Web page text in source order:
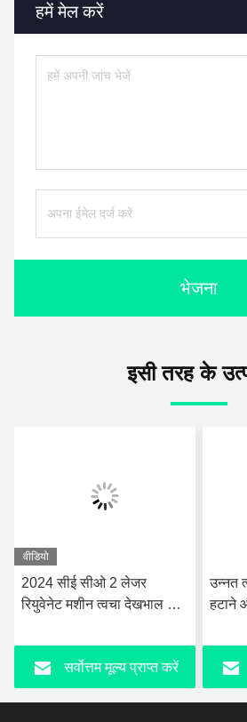
हमें मेल करें
भेजना
इसी तरह के
सीओ 2 लेजर
त्वचा देखभाल तंग
पेशेवर
मूल्य प्राप्त करें
उन्नत त्वचा
हटाने और उठाने के
CO2 फ्रैक्शनल
सर्वोत्तम